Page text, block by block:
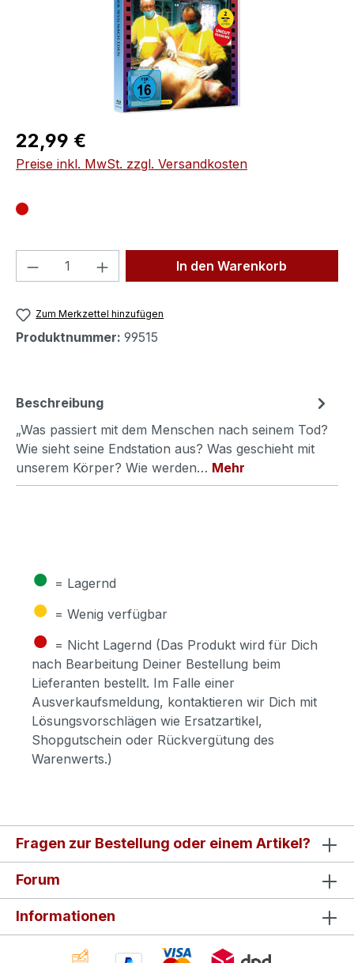
Regulärer Preis:
22,99 €
Preise inkl. MwSt. zzgl. Versandkosten
Produkt Anzahl: Gib denIn den Warenkorb
Zum Merkzettel hinzufügen
Produktnummer: 99515
Beschreibung
„Was passiert mit dem Menschen nach seinem Tod?
Wie sieht seine Endstation aus? Was geschieht mit
unserem Körper? Wie werden… Mehr
● = Lagernd
● = Wenig verfügbar
● = Nicht Lagernd (Das Produkt wird für Dich
nach Bearbeitung Deiner Bestellung beim
Lieferanten bestellt. Im Falle einer
Ausverkaufsmeldung, kontaktieren wir Dich mit
Lösungsvorschlägen wie Ersatzartikel,
Shopgutschein oder Rückvergütung des
Warenwerts.)
Fragen zur Bestellung oder einem Artikel?
Forum
Informationen